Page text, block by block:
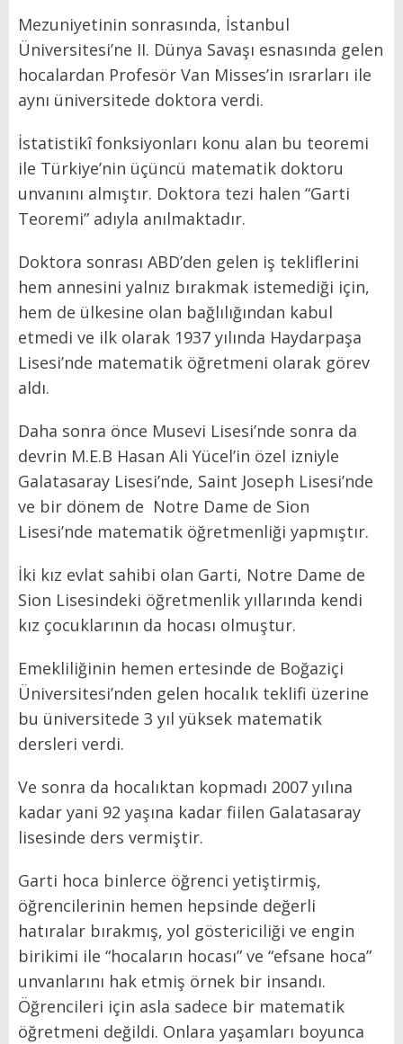
Mezuniyetinin sonrasında, İstanbul
Üniversitesi’ne II. Dünya Savaşı esnasında gelen
hocalardan Profesör Van Misses’in ısrarları ile
aynı üniversitede doktora verdi.
İstatistikî fonksiyonları konu alan bu teoremi
ile Türkiye’nin üçüncü matematik doktoru
unvanını almıştır. Doktora tezi halen “Garti
Teoremi” adıyla anılmaktadır.
Doktora sonrası ABD’den gelen iş tekliflerini
hem annesini yalnız bırakmak istemediği için,
hem de ülkesine olan bağlılığından kabul
etmedi ve ilk olarak 1937 yılında Haydarpaşa
Lisesi’nde matematik öğretmeni olarak görev
aldı.
Daha sonra önce Musevi Lisesi’nde sonra da
devrin M.E.B Hasan Ali Yücel’in özel izniyle
Galatasaray Lisesi’nde, Saint Joseph Lisesi’nde
ve bir dönem de Notre Dame de Sion
Lisesi’nde matematik öğretmenliği yapmıştır.
İki kız evlat sahibi olan Garti, Notre Dame de
Sion Lisesindeki öğretmenlik yıllarında kendi
kız çocuklarının da hocası olmuştur.
Emekliliğinin hemen ertesinde de Boğaziçi
Üniversitesi’nden gelen hocalık teklifi üzerine
bu üniversitede 3 yıl yüksek matematik
dersleri verdi.
Ve sonra da hocalıktan kopmadı 2007 yılına
kadar yani 92 yaşına kadar fiilen Galatasaray
lisesinde ders vermiştir.
Garti hoca binlerce öğrenci yetiştirmiş,
öğrencilerinin hemen hepsinde değerli
hatıralar bırakmış, yol göstericiliği ve engin
birikimi ile “hocaların hocası” ve “efsane hoca”
unvanlarını hak etmiş örnek bir insandı.
Öğrencileri için asla sadece bir matematik
öğretmeni değildi. Onlara yaşamları boyunca